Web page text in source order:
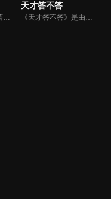
由總霸子趙正平開著計程車在街頭隨機找尋搭車路人，進行機智問答，如果十題答對就可以拿走金元寶！如果沒有答對，就把當前獎金減一個0然後發放！另外節目中總霸子趙正平還會帶我們遍尋美食名景。
天才答不答
《天才答不答》是由吳宗憲和吳怡霈共同主持的益智節目。節目設立高額的獎金來考驗藝人們真實的人性，同時將題目立體化，讓你身歷其境去冒險答題。更有哪些出乎意料的處罰，讓藝人羞愧的不想再答錯！一個最接近「人性」與「真實」的益智節目，現在就讓吳宗憲帶你輕鬆玩轉知識。